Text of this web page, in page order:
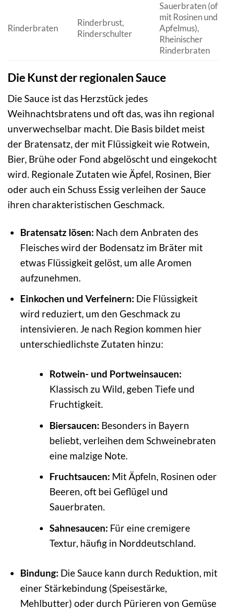
Rinderbraten
Rinderbrust,
Rinderschulter
Sauerbraten (oft
mit Rosinen und
Apfelmus),
Rheinischer
Rinderbraten
Die Kunst der regionalen Sauce
Die Sauce ist das Herzstück jedes
Weihnachtsbratens und oft das, was ihn regional
unverwechselbar macht. Die Basis bildet meist
der Bratensatz, der mit Flüssigkeit wie Rotwein,
Bier, Brühe oder Fond abgelöscht und eingekocht
wird. Regionale Zutaten wie Äpfel, Rosinen, Bier
oder auch ein Schuss Essig verleihen der Sauce
ihren charakteristischen Geschmack.
Bratensatz lösen: Nach dem Anbraten des
Fleisches wird der Bodensatz im Bräter mit
etwas Flüssigkeit gelöst, um alle Aromen
aufzunehmen.
Einkochen und Verfeinern: Die Flüssigkeit
wird reduziert, um den Geschmack zu
intensivieren. Je nach Region kommen hier
unterschiedlichste Zutaten hinzu:
Rotwein- und Portweinsaucen:
Klassisch zu Wild, geben Tiefe und
Fruchtigkeit.
Biersaucen: Besonders in Bayern
beliebt, verleihen dem Schweinebraten
eine malzige Note.
Fruchtsaucen: Mit Äpfeln, Rosinen oder
Beeren, oft bei Geflügel und
Sauerbraten.
Sahnesaucen: Für eine cremigere
Textur, häufig in Norddeutschland.
Bindung: Die Sauce kann durch Reduktion, mit
einer Stärkebindung (Speisestärke,
Mehlbutter) oder durch Pürieren von Gemüse